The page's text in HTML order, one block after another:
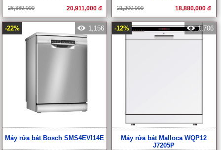
26,389,000 20,911,000 đ 21,200,000 18,880,000 đ
-22% 1,156
Máy rửa bát Bosch SMS4EVI14E
-12% 1,706
Máy rửa bát Malloca WQP12
J7205P